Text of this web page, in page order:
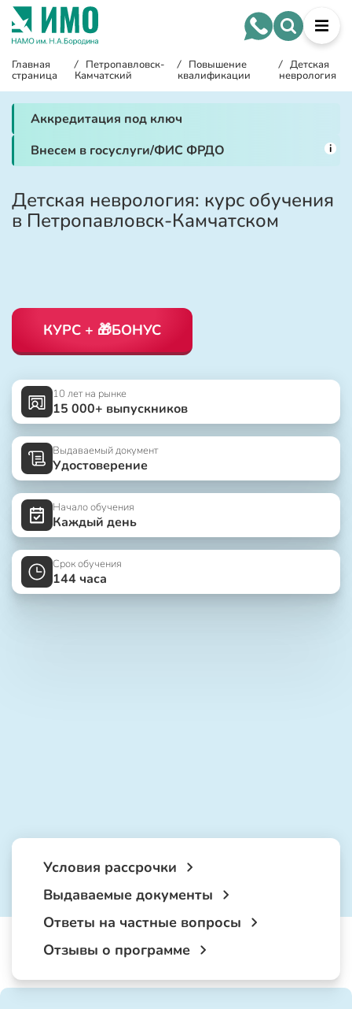
Главная
страница
/ Петропавловск-
Камчатский
/ Повышение
квалификации
/ Детская
неврология
Аккредитация под ключ
Внесем в госуслуги/ФИС ФРДО
i
Детская неврология: курс обучения
в Петропавловск-Камчатском
КУРС + 🎁БОНУС
10 лет на рынке
15 000+ выпускников
Выдаваемый документ
Удостоверение
Начало обучения
Каждый день
Срок обучения
144 часа
Условия рассрочки
Выдаваемые документы
Ответы на частные вопросы
Отзывы о программе